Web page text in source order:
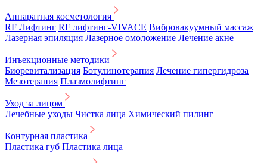
Аппаратная косметология
RF Лифтинг RF лифтинг-VIVACE Вибровакуумный массаж
Лазерная эпиляция Лазерное омоложение Лечение акне
Инъекционные методики
Биоревитализация Ботулинотерапия Лечение гипергидроза
Мезотерапия Плазмолифтинг
Уход за лицом
Лечебные уходы Чистка лица Химический пилинг
Контурная пластика
Пластика губ Пластика лица